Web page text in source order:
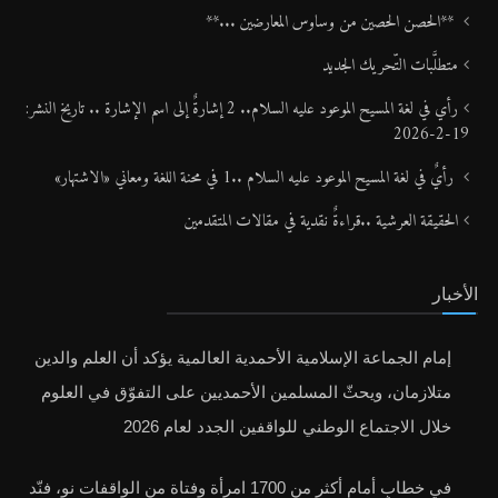
**الحصن الحصين من وساوس المعارضين ...**
متطلَّبات التّحريك الجديد
رأي في لغة المسيح الموعود عليه السلام.. 2 إشارةٌ إلى اسم الإشارة .. تاريخ النشر:
19-2-2026
رأيٌ في لغة المسيح الموعود عليه السلام ..1 في محنة اللغة ومعاني «الاشتهار»
الحقيقة العرشية ..قراءةٌ نقدية في مقالات المتقدمين
الأخبار
إمام الجماعة الإسلامية الأحمدية العالمية يؤكد أن العلم والدين
متلازمان، ويحثّ المسلمين الأحمديين على التفوّق في العلوم
خلال الاجتماع الوطني للواقفين الجدد لعام 2026
في خطابٍ أمام أكثر من 1700 امرأة وفتاة من الواقفات نو، فنّد